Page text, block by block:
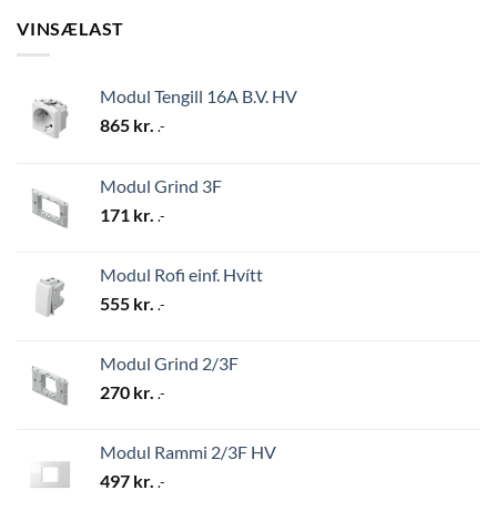
VINSÆLAST
Modul Tengill 16A B.V. HV
865 kr. .-
Modul Grind 3F
171 kr. .-
Modul Rofi einf. Hvítt
555 kr. .-
Modul Grind 2/3F
270 kr. .-
Modul Rammi 2/3F HV
497 kr. .-